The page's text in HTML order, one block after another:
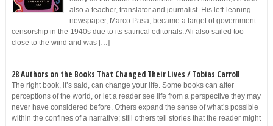
also a teacher, translator and journalist. His left-leaning
newspaper, Marco Pasa, became a target of government
censorship in the 1940s due to its satirical editorials. Ali also sailed too
close to the wind and was […]
28 Authors on the Books That Changed Their Lives / Tobias Carroll
The right book, it’s said, can change your life. Some books can alter
perceptions of the world, or let a reader see life from a perspective they may
never have considered before. Others expand the sense of what’s possible
within the confines of a narrative; still others tell stories that the reader might